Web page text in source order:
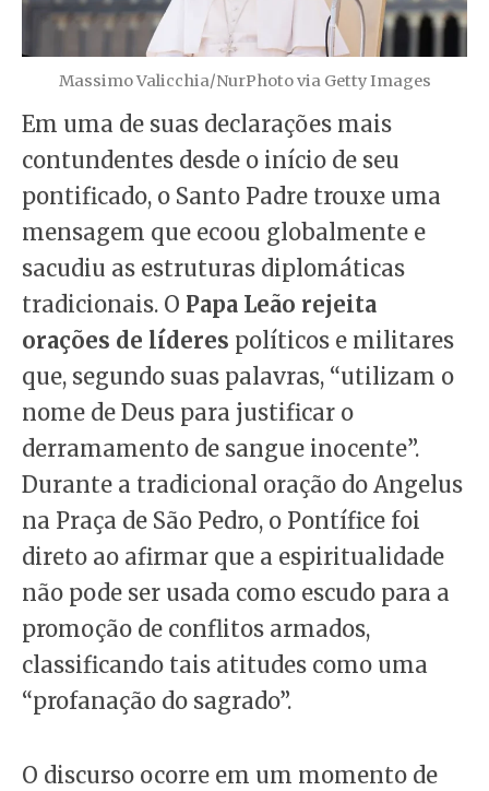
Massimo Valicchia/NurPhoto via Getty Images
Em uma de suas declarações mais
contundentes desde o início de seu
pontificado, o Santo Padre trouxe uma
mensagem que ecoou globalmente e
sacudiu as estruturas diplomáticas
tradicionais. O Papa Leão rejeita
orações de líderes políticos e militares
que, segundo suas palavras, “utilizam o
nome de Deus para justificar o
derramamento de sangue inocente”.
Durante a tradicional oração do Angelus
na Praça de São Pedro, o Pontífice foi
direto ao afirmar que a espiritualidade
não pode ser usada como escudo para a
promoção de conflitos armados,
classificando tais atitudes como uma
“profanação do sagrado”.
O discurso ocorre em um momento de